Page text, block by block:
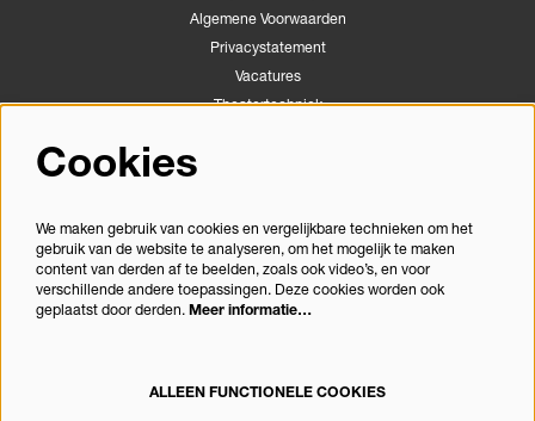
Algemene Voorwaarden
Privacystatement
Vacatures
Theatertechniek
Congrescentrum Orpheus
Volg ons
Meld je aan voor de nieuwsbrief
Cookies
We maken gebruik van cookies en vergelijkbare technieken om het
gebruik van de website te analyseren, om het mogelijk te maken
content van derden af te beelden, zoals ook video’s, en voor
verschillende andere toepassingen. Deze cookies worden ook
geplaatst door derden. Meer informatie…
ALLEEN FUNCTIONELE COOKIES